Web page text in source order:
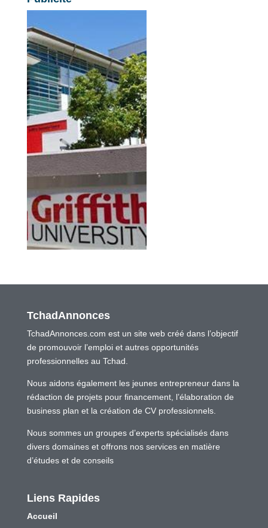
TchadAnnonces
TchadAnnonces.com est un site web créé dans l’objectif
de promouvoir l’emploi et autres opportunités
professionnelles au Tchad.
Nous aidons également les jeunes entrepreneur dans la
rédaction de projets pour financement, l’élaboration de
business plan et la création de CV professionnels.
Nous sommes un groupes d’experts spécialisés dans
divers domaines et offrons nos services en matière
d’études et de conseils
Liens Rapides
Accueil